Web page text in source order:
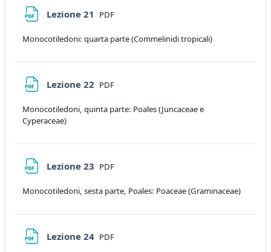
Lezione 21 File
PDF
Monocotiledoni: quarta parte (Commelinidi tropicali)
Lezione 22 File
PDF
Monocotiledoni, quinta parte: Poales (Juncaceae e
Cyperaceae)
Lezione 23 File
PDF
Monocotiledoni, sesta parte, Poales: Poaceae (Graminaceae)
Lezione 24 File
PDF